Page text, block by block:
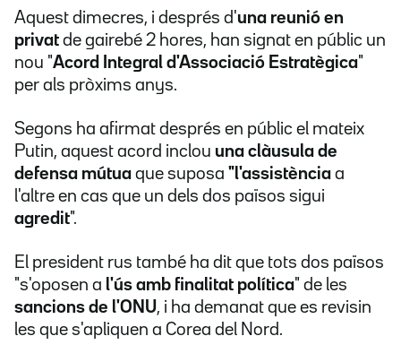
Aquest dimecres, i després d'una reunió en
privat de gairebé 2 hores, han signat en públic un
nou "Acord Integral d'Associació Estratègica"
per als pròxims anys.
Segons ha afirmat després en públic el mateix
Putin, aquest acord inclou una clàusula de
defensa mútua que suposa "l'assistència a
l'altre en cas que un dels dos països sigui
agredit".
El president rus també ha dit que tots dos països
"s'oposen a l'ús amb finalitat política" de les
sancions de l'ONU, i ha demanat que es revisin
les que s'apliquen a Corea del Nord.